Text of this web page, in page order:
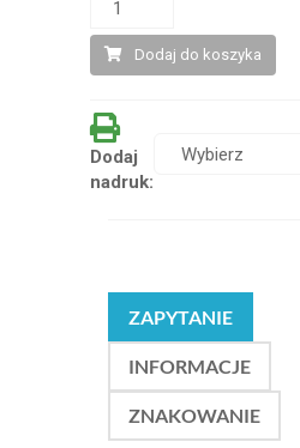
Dodaj do koszyka
Dodaj
nadruk:
ZAPYTANIE
INFORMACJE
ZNAKOWANIE